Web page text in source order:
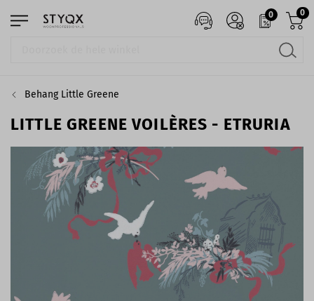
0 0
Behang Little Greene
LITTLE GREENE VOILÈRES - ETRURIA